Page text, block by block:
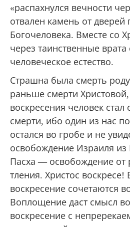
«распахнулся вечности
отвален камень от дверей
Богочеловека. Вместе со
через таинственные
человеческое естество.
Страшна была смерть
раньше смерти
воскресения человек стал
смерти, ибо один из нас
остался во гробе и не
освобождение Израиля из
Пасха — освобождение от
тления. Христос
воскресение сочетаются
Воплощение даст смысл
воскресение с